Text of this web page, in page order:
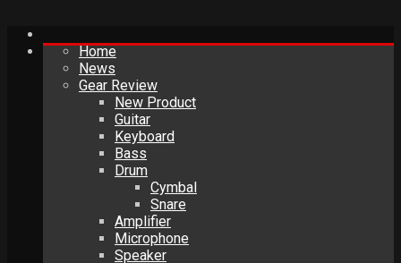
Home
News
Gear Review
New Product
Guitar
Keyboard
Bass
Drum
Cymbal
Snare
Amplifier
Microphone
Speaker